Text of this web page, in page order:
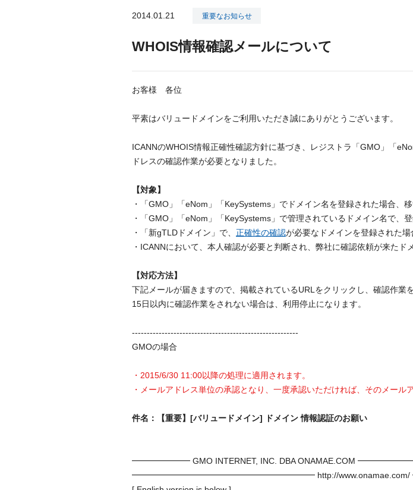
2014.01.21 重要なお知らせ
WHOIS情報確認メールについて
お客様 各位
平素はバリュードメインをご利用いただき誠にありがとうございます。
ICANNのWHOIS情報正確性確認方針に基づき、レジストラ「GMO」「
ドレスの確認作業が必要となりました。
【対象】
・「GMO」「eNom」「KeySystems」でドメイン名を登録された場合、
・「GMO」「eNom」「KeySystems」で管理されているドメイン名で、
・「新gTLDドメイン」で、 正確性の確認が必要なドメインを登録された場
・ICANNにおいて、本人確認が必要と判断され、弊社に確認依頼が来たド
【対応方法】
下記メールが届きますので、掲載されているURLをクリックし、確認作業
15日以内に確認作業をされない場合は、利用停止になります。
--------------------------------------------------------
GMOの場合
・2015/6/30 11:00以降の処理に適用されます。
・メールアドレス単位の承認となり、一度承認いただければ、そのメール
件名：【重要】[バリュードメイン] ドメイン 情報認証のお願い
━━━━━━━ GMO INTERNET, INC. DBA ONAMAE.COM
━━━━━━━━━━━━━━━━━━━━━━ http://www.onamae.com/